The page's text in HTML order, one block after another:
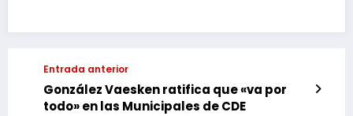
Entrada anterior
González Vaesken ratifica que «va por
todo» en las Municipales de CDE